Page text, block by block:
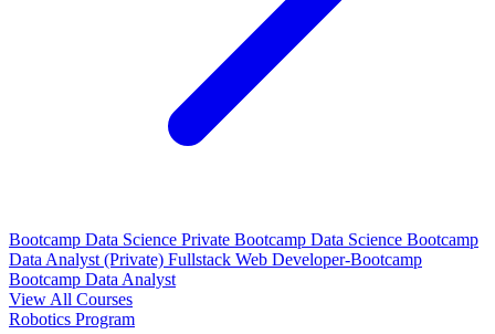
Bootcamp Data Science Private Bootcamp Data Science Bootcamp
Data Analyst (Private) Fullstack Web Developer-Bootcamp
Bootcamp Data Analyst
View All Courses
Robotics Program